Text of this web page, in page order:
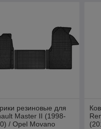
резиновые для
Master II (1998-
/ Opel Movano